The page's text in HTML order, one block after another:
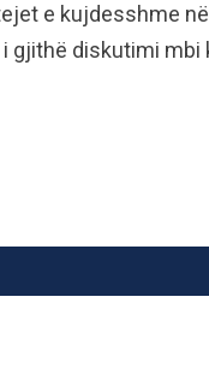
e kujdesshme
gjithë diskutimi